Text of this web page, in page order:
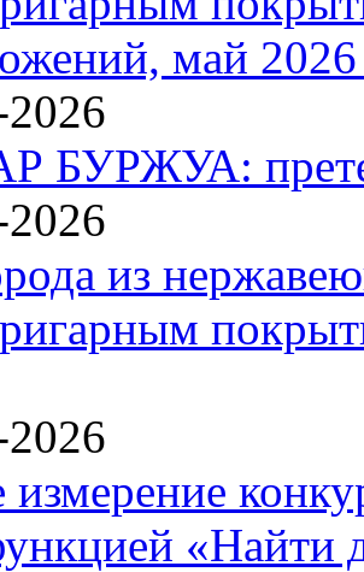
май 2026
БУРЖУА:
из
измерение
«Найти